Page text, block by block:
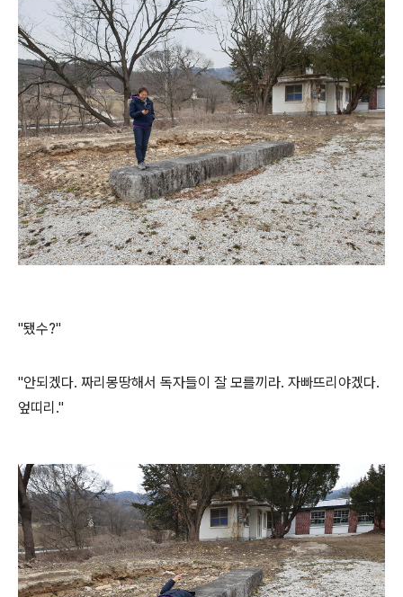
"됐수?"
"안되겠다. 짜리몽땅해서 독자들이 잘 모를끼라. 자빠뜨리야겠다.
엎띠리."